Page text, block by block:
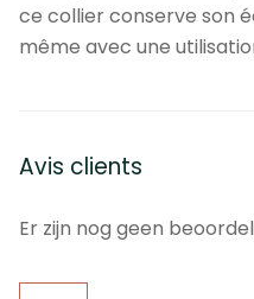
ce collier conserve son
même avec une
Avis clients
Er zijn nog geen